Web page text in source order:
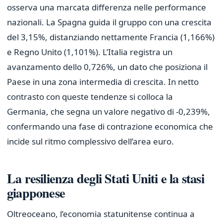
osserva una marcata differenza nelle performance
nazionali. La Spagna guida il gruppo con una crescita
del 3,15%, distanziando nettamente Francia (1,166%)
e Regno Unito (1,101%). L’Italia registra un
avanzamento dello 0,726%, un dato che posiziona il
Paese in una zona intermedia di crescita. In netto
contrasto con queste tendenze si colloca la
Germania, che segna un valore negativo di -0,239%,
confermando una fase di contrazione economica che
incide sul ritmo complessivo dell’area euro.
La resilienza degli Stati Uniti e la stasi
giapponese
Oltreoceano, l’economia statunitense continua a